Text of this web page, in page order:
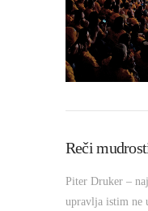
Reči
Piter Druker –
upravlja istim ne